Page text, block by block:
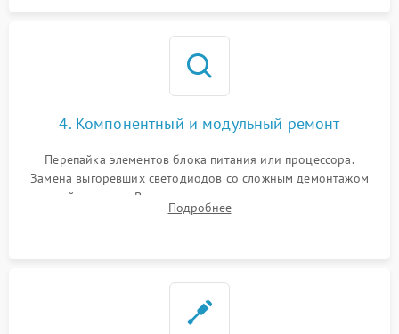
4. Компонентный и модульный ремонт
Перепайка элементов блока питания или процессора.
Замена выгоревших светодиодов со сложным демонтажом
хрупкой матрицы. Восстановление поврежденных дорожек,
прошивка микросхем памяти EEPROM
Подробнее